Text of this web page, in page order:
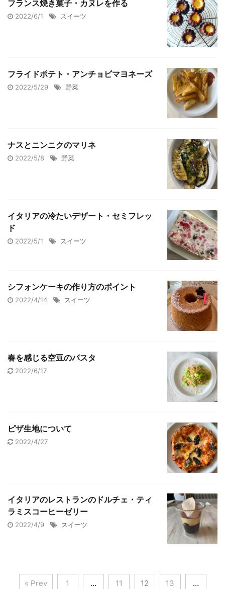
フランス焼き菓子・カヌレを作る
2022/6/1 スイーツ
フライドポテト・アンチョビマヨネーズ
2022/5/29 野菜
ナスとニンニクのマリネ
2022/5/8 野菜
イタリアの冷たいデザート・セミフレッ
ド
2022/5/1 スイーツ
シフォンケーキの作り方のポイント
2022/4/14 スイーツ
春を感じる空豆のパスタ
2022/6/17
ピザ生地について
2022/4/27
イタリアのレストランのドルチェ・ティ
ラミスコーヒーゼリー
2022/4/9 スイーツ
« Prev 1 … 11 12 13 …